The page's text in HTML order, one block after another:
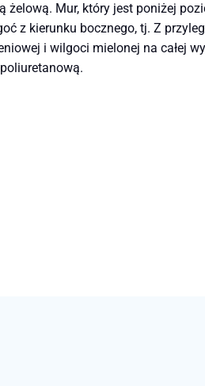
żelową. Mur, który jest poniżej
z kierunku bocznego, tj. Z
i wilgoci mielonej na całej